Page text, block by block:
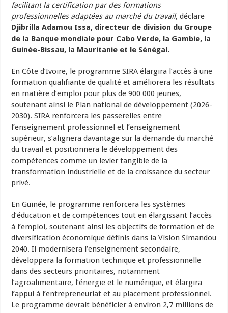
facilitant la certification par des formations
professionnelles adaptées au marché du travail, déclare
Djibrilla Adamou Issa, directeur de division du Groupe
de la Banque mondiale pour Cabo Verde, la Gambie, la
Guinée-Bissau, la Mauritanie et le Sénégal.
En Côte d’Ivoire, le programme SIRA élargira l’accès à une
formation qualifiante de qualité et améliorera les résultats
en matière d’emploi pour plus de 900 000 jeunes,
soutenant ainsi le Plan national de développement (2026-
2030). SIRA renforcera les passerelles entre
l’enseignement professionnel et l’enseignement
supérieur, s’alignera davantage sur la demande du marché
du travail et positionnera le développement des
compétences comme un levier tangible de la
transformation industrielle et de la croissance du secteur
privé.
En Guinée, le programme renforcera les systèmes
d’éducation et de compétences tout en élargissant l’accès
à l’emploi, soutenant ainsi les objectifs de formation et de
diversification économique définis dans la Vision Simandou
2040. Il modernisera l’enseignement secondaire,
développera la formation technique et professionnelle
dans des secteurs prioritaires, notamment
l’agroalimentaire, l’énergie et le numérique, et élargira
l’appui à l’entrepreneuriat et au placement professionnel.
Le programme devrait bénéficier à environ 2,7 millions de